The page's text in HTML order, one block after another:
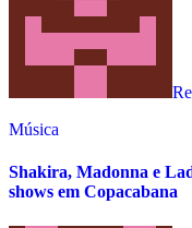
Música
Shakira, Madonna e
shows em Copacabana